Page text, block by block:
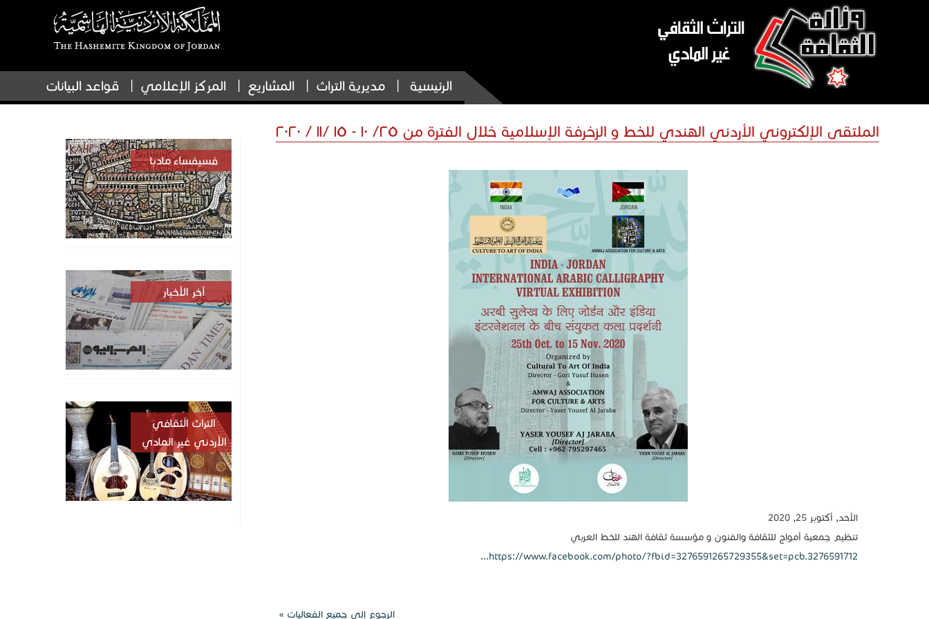
تجاوز إلى المحتوى الرئيسي
الرئيسية مديرية التراث المشاريع المركز الإعلامي قواعد البيانات
الملتقى الإلكتروني الأردني الهندي للخط و الزخرفة الإسلامية خلال الفترة من ٢٥/ ١٠ - ١٥ /١١ / ٢٠٢٠
الأحد, أكتوبر 25, 2020
تنظيم جمعية أمواج للثقافة والفنون و مؤسسة ثقافة الهند للخط العربي
https://www.facebook.com/photo/?fbid=3276591265729355&set=pcb.3276591712...
الرجوع إلى جميع الفعاليات »
فسيفساء مادبا
آخر الأخبار
التراث الُثقافي
الأردني غير المادي